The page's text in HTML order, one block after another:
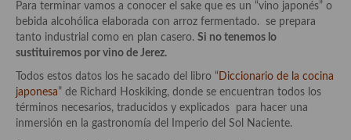
Legumbres y cereales
Cuscús
Huevos
Masas elaboradas con harina, pizzas, quiches y demás
Para terminar vamos a conocer el sake que es un “vino japonés” o
bebida alcohólica elaborada con arroz fermentado. se prepara
tanto industrial como en plan casero. Si no tenemos lo
sustituiremos por vino de Jerez.
Todos estos datos los he sacado del libro “ Diccionario de la cocina
japonesa” de Richard Hoskiking, donde se encuentran todos los
términos necesarios, traducidos y explicados para hacer una
inmersión en la gastronomía del Imperio del Sol Naciente.